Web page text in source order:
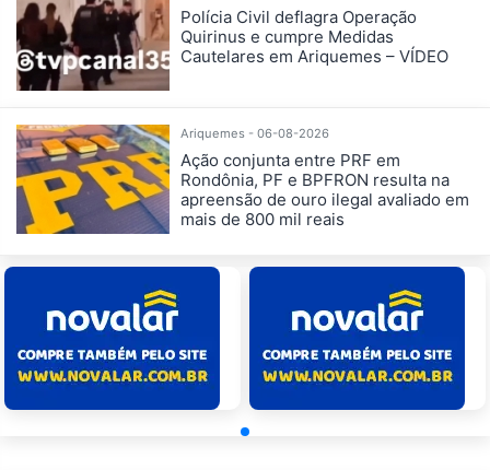
Polícia Civil deflagra Operação
Quirinus e cumpre Medidas
Cautelares em Ariquemes – VÍDEO
Ariquemes - 06-08-2026
Ação conjunta entre PRF em
Rondônia, PF e BPFRON resulta na
apreensão de ouro ilegal avaliado em
mais de 800 mil reais